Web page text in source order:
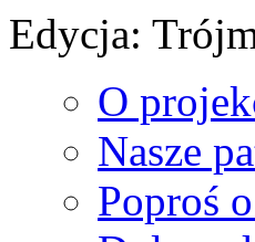
Edycja:
O
Nasze
Poproś